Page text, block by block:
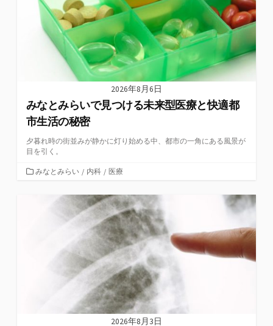
2026年8月6日
みなとみらいで見つける未来型医療と快適都
市生活の秘密
夕暮れ時の街並みが静かに灯り始める中、都市の一角にある風景が
目を引く。
カみなとみらい / 内科 / 医療
2026年8月3日